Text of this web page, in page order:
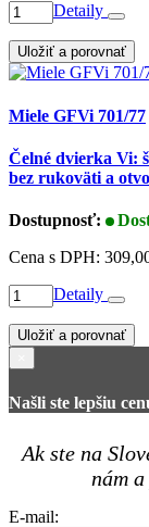
Detaily
Uložiť a porovnať
Miele GFVi 701/77
Čelné dvierka Vi:
bez rukoväti a
Dostupnosť:
Cena s DPH:
Detaily
Uložiť a porovnať
Našli ste lepšiu
Ak ste na
nám
E-mail: